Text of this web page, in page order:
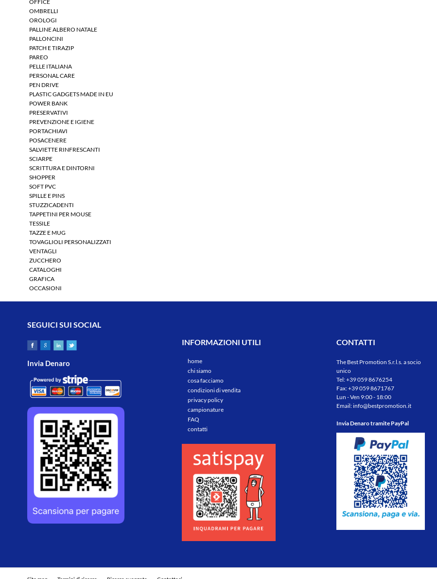
OFFICE
OMBRELLI
OROLOGI
PALLINE ALBERO NATALE
PALLONCINI
PATCH E TIRAZIP
PAREO
PELLE ITALIANA
PERSONAL CARE
PEN DRIVE
PLASTIC GADGETS MADE IN EU
POWER BANK
PRESERVATIVI
PREVENZIONE E IGIENE
PORTACHIAVI
POSACENERE
SALVIETTE RINFRESCANTI
SCIARPE
SCRITTURA E DINTORNI
SHOPPER
SOFT PVC
SPILLE E PINS
STUZZICADENTI
TAPPETINI PER MOUSE
TESSILE
TAZZE E MUG
TOVAGLIOLI PERSONALIZZATI
VENTAGLI
ZUCCHERO
CATALOGHI
GRAFICA
OCCASIONI
SEGUICI SUI SOCIAL
Invia Denaro
INFORMAZIONI UTILI
home
chi siamo
cosa facciamo
condizioni di vendita
privacy policy
campionature
FAQ
contatti
CONTATTI
The Best Promotion S.r.l.s. a socio
unico
Tel:+39 059 8676254
Fax: +39 059 8671767
Lun - Ven 9:00 - 18:00
Email:info@bestpromotion.it
Invia Denaro tramite PayPal